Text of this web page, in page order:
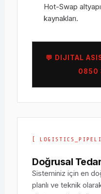
Hot-Swap
kaynakları.
💬 DIJITAL
0850
[
Doğrusal
Sisteminiz için en
planlı ve teknik